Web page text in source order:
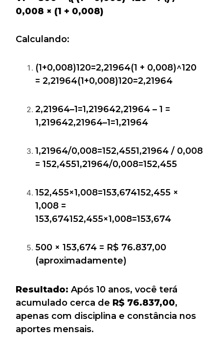
0,008 × (1 + 0,008)
Calculando:
(1+0,008)120=2,21964(1 + 0,008)^120
= 2,21964(1+0,008)120=2,21964
2,21964–1=1,219642,21964 – 1 =
1,219642,21964–1=1,21964
1,21964/0,008=152,4551,21964 / 0,008
= 152,4551,21964/0,008=152,455
152,455×1,008=153,674152,455 ×
1,008 =
153,674152,455×1,008=153,674
500 × 153,674 = R$ 76.837,00
(aproximadamente)
Resultado: Após 10 anos, você terá
acumulado cerca de R$ 76.837,00,
apenas com disciplina e constância nos
aportes mensais.